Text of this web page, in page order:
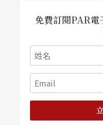
免費訂閱PAR電